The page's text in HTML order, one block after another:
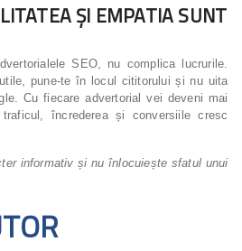
ȘI EMPATIA SUNT
SEO, nu complica lucrurile.
pune-te în locul cititorului și nu uita
Cu fiecare advertorial vei deveni mai
încrederea și conversiile cresc
informativ și nu înlocuiește sfatul unui